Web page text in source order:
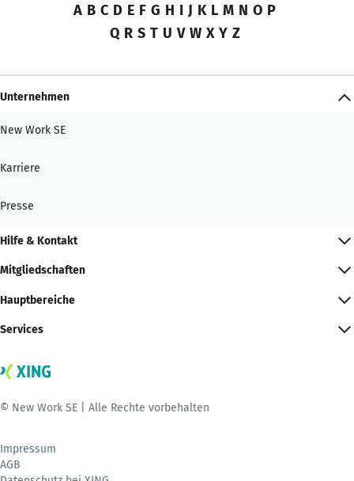
A B C D E F G H I J K L M N O P
Q R S T U V W X Y Z
Unternehmen
New Work SE
Karriere
Presse
Hilfe & Kontakt
Mitgliedschaften
Hauptbereiche
Services
© New Work SE | Alle Rechte vorbehalten
Impressum
AGB